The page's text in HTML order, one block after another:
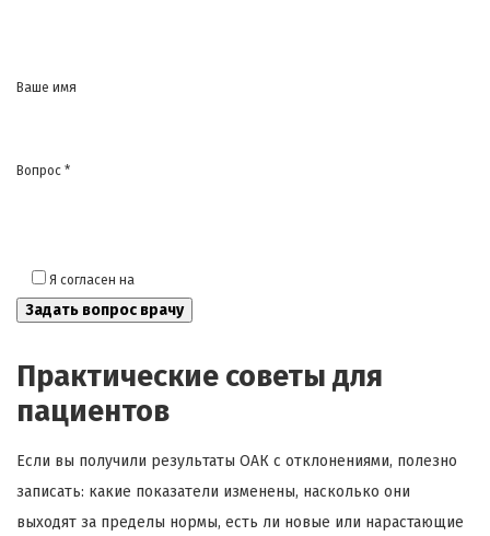
Ваше имя
Вопрос *
Я согласен на
Практические советы для
пациентов
Если вы получили результаты ОАК с отклонениями, полезно
записать: какие показатели изменены, насколько они
выходят за пределы нормы, есть ли новые или нарастающие